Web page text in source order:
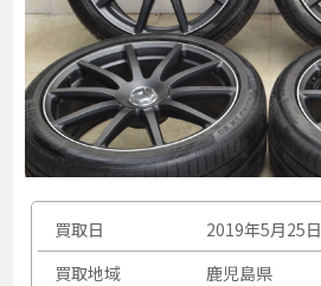
買取日
2019年5月25日
買取地域
鹿児島県